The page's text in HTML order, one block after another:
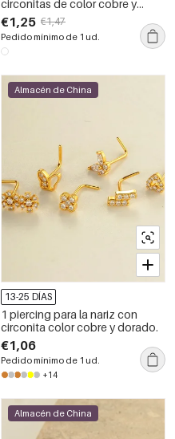
circonitas de color cobre y
dorado.
€1,25 €1,47
Pedido mínimo de 1 ud.
Almacén de China
13-25 DÍAS
1 piercing para la nariz con
circonita color cobre y dorado.
€1,06
Pedido mínimo de 1 ud.
+14
Almacén de China